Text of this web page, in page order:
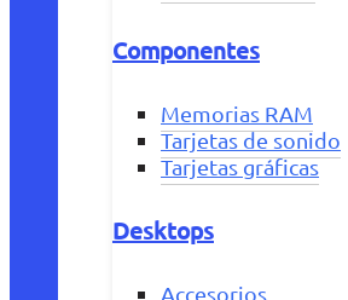
Componentes
Memorias RAM
Tarjetas de sonido
Tarjetas gráficas
Desktops
Accesorios